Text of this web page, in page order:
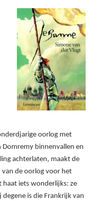
oorlog met
Domremy binnenvallen en
achterlaten, maakt de
van de oorlog voor het
haat iets wonderlijks: ze
is die Frankrijk van